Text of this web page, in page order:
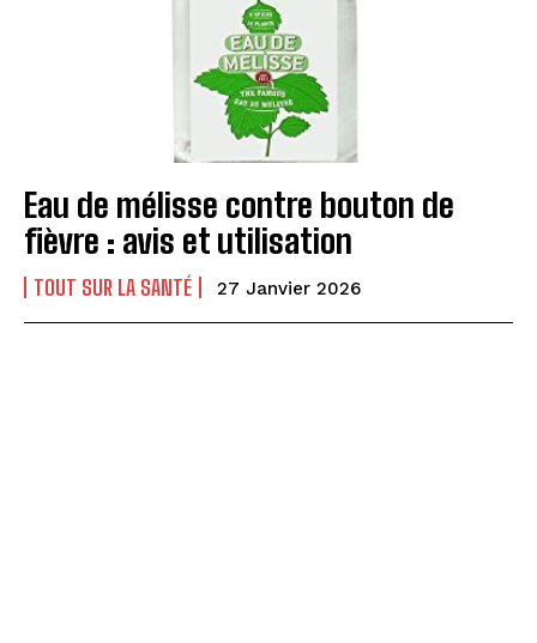
Eau de mélisse contre bouton de
fièvre : avis et utilisation
TOUT SUR LA SANTÉ 27 Janvier 2026